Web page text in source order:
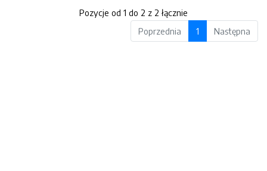
Pozycje od 1 do 2 z 2 łącznie
Poprzednia
1 Następna